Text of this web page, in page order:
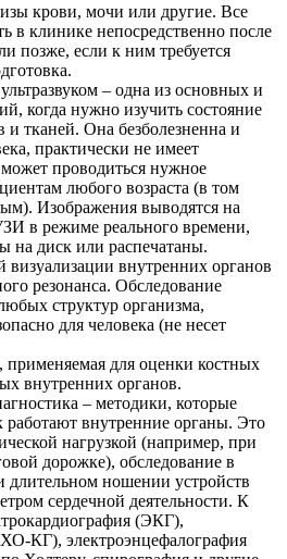
крови, мочи или другие. Все
в клинике непосредственно после
позже, если к ним требуется
– одна из основных и
когда нужно изучить состояние
и тканей. Она безболезненна и
практически не имеет
проводиться нужное
любого возраста (в том
Изображения выводятся на
в режиме реального времени,
на диск или распечатаны.
внутренних органов
резонанса. Обследование
структур организма,
для человека (не несет
применяемая для оценки костных
внутренних органов.
– методики, которые
работают внутренние органы. Это
нагрузкой (например, при
дорожке), обследование в
длительном ношении устройств
сердечной деятельности. К
(ЭКГ),
КГ), электроэнцефалография